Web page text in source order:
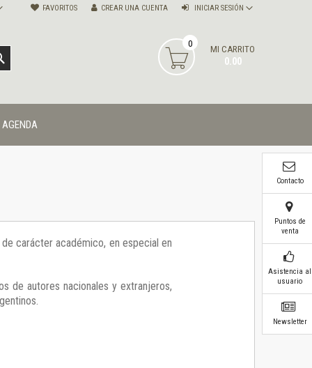
FAVORITOS INICIAR SESIÓN
CREAR UNA CUENTA
MI CARRITO
0.00
0
AGENDA
carácter académico, en especial en
de autores nacionales y extranjeros,
Contacto
Puntos de
venta
Asistencia al
usuario
Newsletter